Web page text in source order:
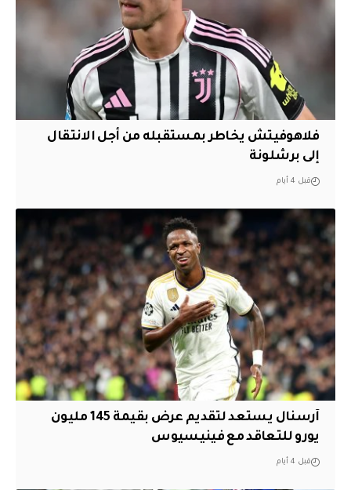
فلاهوفيتش يخاطر بمستقبله من أجل الانتقال
إلى برشلونة
قبل 4 أيام
آرسنال يستعد لتقديم عرض بقيمة 145 مليون
يورو للتعاقد مع فينيسيوس
قبل 4 أيام